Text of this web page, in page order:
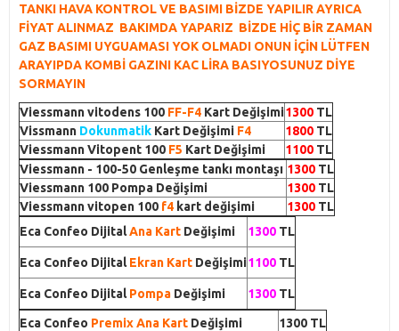
TANKI HAVA KONTROL VE BASIMI BİZDE YAPILIR AYRICA
FİYAT ALINMAZ BAKIMDA YAPARIZ BİZDE HİÇ BİR ZAMAN
GAZ BASIMI UYGUAMASI YOK OLMADI ONUN İÇİN LÜTFEN
ARAYIPDA KOMBİ GAZINI KAC LİRA BASIYOSUNUZ DİYE
SORMAYIN
Viessmann vitodens 100 FF-F4 Kart Değişimi1300 TL
Vissmann Dokunmatik Kart Değişimi F4 1800 TL
Viessmann Vitopent 100 F5 Kart Değişimi 1100 TL
Viessmann - 100-50 Genleşme tankı montaşı 1300 TL
Viessmann 100 Pompa Değişimi
1300 TL
Viessmann vitopen 100 f4 kart değişimi 1300 TL
Eca Confeo DijitalAna Kart Değişimi 1300 TL
Eca Confeo DijitalEkran Kart Değişimi1100 TL
Eca Confeo DijitalPompa Değişimi 1300 TL
Eca Confeo Premix Ana Kart Değişimi
1300 TL